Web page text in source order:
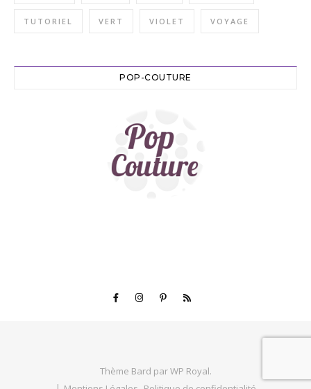
TUTORIEL VERT VIOLET VOYAGE
POP-COUTURE
Thème Bard parWP Royal.